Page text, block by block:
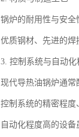
锅炉的耐用性与安全
优质钢材、先进的
3. 控制系统与自动化
现代导热油锅炉通常
控制系统的精密程度
自动化程度高的设